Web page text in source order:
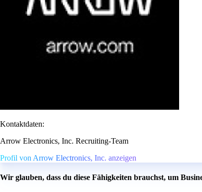
Kontaktdaten:
Arrow Electronics, Inc. Recruiting-Team
Profil von Arrow Electronics, Inc. anzeigen
Wir glauben, dass du diese Fähigkeiten brauchst, um